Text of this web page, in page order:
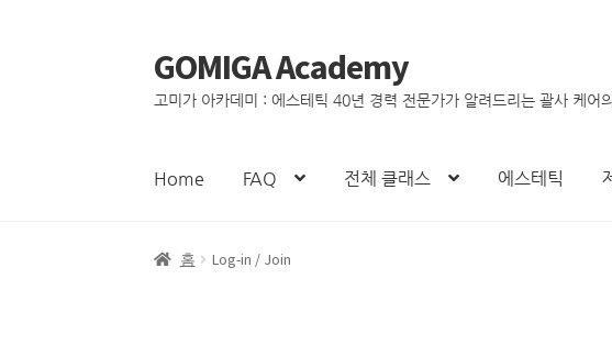
GOMIGA Academy
고미가 아카데미 : 에스테틱 40년 경력 전문가가 알려드리는 괄사 케어
Home FAQ 전체 클래스 에스테틱
홈 Log-in / Join